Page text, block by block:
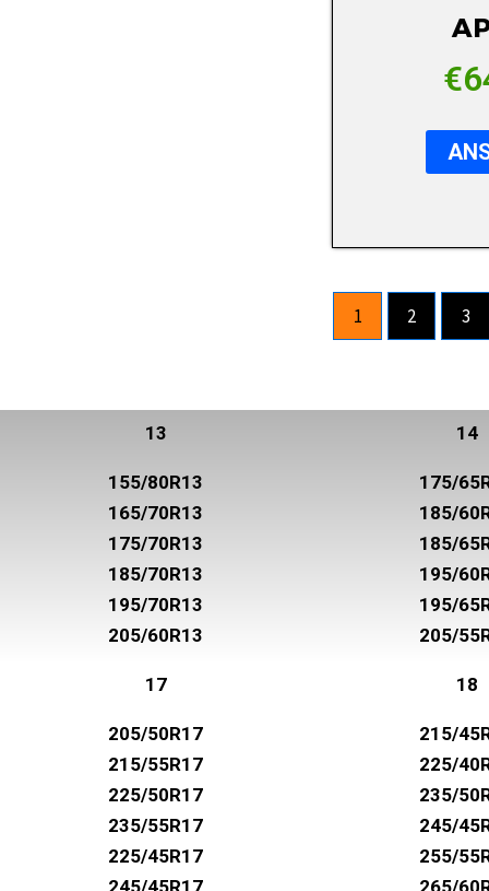
€
1 2 3
13
155/80R13
165/70R13
175/70R13
185/70R13
195/70R13
205/60R13
14
175/
185/
185/
195/
195/
205/
17
205/50R17
215/55R17
225/50R17
235/55R17
225/45R17
18
215/
225/
235/
245/
255/